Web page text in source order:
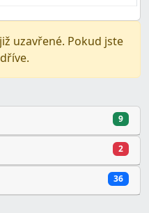
uzavřené. Pokud jste
9
2
36